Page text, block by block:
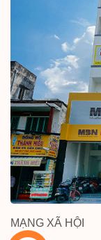
MẠNG XÃ HỘI